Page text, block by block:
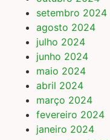
setembro 2024
agosto 2024
julho 2024
junho 2024
maio 2024
abril 2024
março 2024
fevereiro 2024
janeiro 2024